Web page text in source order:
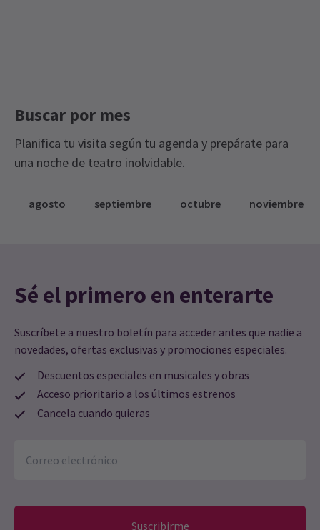
Buscar por mes
Planifica tu visita según tu agenda y prepárate para
una noche de teatro inolvidable.
agosto septiembre octubre noviembre
Sé el primero en enterarte
Suscríbete a nuestro boletín para acceder antes que nadie a
novedades, ofertas exclusivas y promociones especiales.
Descuentos especiales en musicales y obras
Acceso prioritario a los últimos estrenos
Cancela cuando quieras
Suscribirme